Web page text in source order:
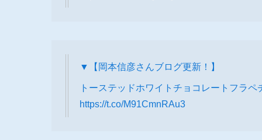
▼【岡本信彦さんブログ更新！】
トーステッドホワイトチョコレートフラペ
https://t.co/M91CmnRAu3